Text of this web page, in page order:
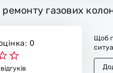
ремонту газових
0
Щоб